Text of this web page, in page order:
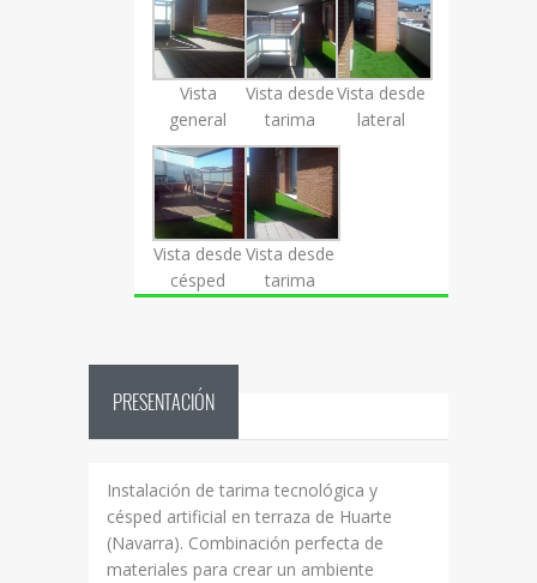
Vista
general
Vista desde
tarima
Vista desde
lateral
Vista desde
césped
Vista desde
tarima
PRESENTACIÓN
Instalación de tarima tecnológica y
césped artificial en terraza de Huarte
(Navarra). Combinación perfecta de
materiales para crear un ambiente